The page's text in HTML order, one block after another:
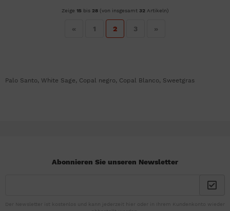
Zeige 15 bis 28(von insgesamt 32 Artikeln)
« 1 2 3 »
Palo Santo, White Sage, Copal negro, Copal Blanco, Sweetgras
Abonnieren Sie unseren Newsletter
Der Newsletter ist kostenlos und kann jederzeit hier oder in Ihrem Kundenkonto wieder